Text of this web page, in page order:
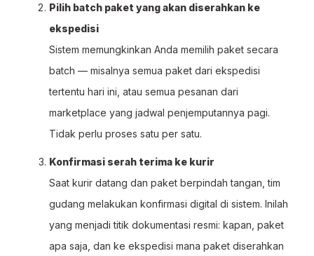
Pilih batch paket yang akan diserahkan ke
ekspedisi
Sistem memungkinkan Anda memilih paket secara
batch — misalnya semua paket dari ekspedisi
tertentu hari ini, atau semua pesanan dari
marketplace yang jadwal penjemputannya pagi.
Tidak perlu proses satu per satu.
Konfirmasi serah terima ke kurir
Saat kurir datang dan paket berpindah tangan, tim
gudang melakukan konfirmasi digital di sistem. Inilah
yang menjadi titik dokumentasi resmi: kapan, paket
apa saja, dan ke ekspedisi mana paket diserahkan